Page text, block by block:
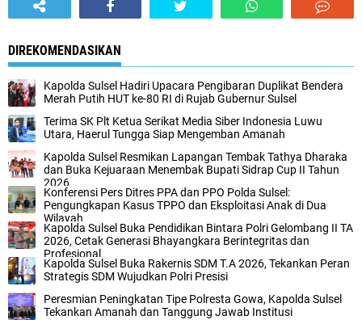
DIREKOMENDASIKAN
Kapolda Sulsel Hadiri Upacara Pengibaran Duplikat Bendera
Merah Putih HUT ke-80 RI di Rujab Gubernur Sulsel
Terima SK Plt Ketua Serikat Media Siber Indonesia Luwu
Utara, Haerul Tungga Siap Mengemban Amanah
Kapolda Sulsel Resmikan Lapangan Tembak Tathya Dharaka
dan Buka Kejuaraan Menembak Bupati Sidrap Cup II Tahun
2026
Konferensi Pers Ditres PPA dan PPO Polda Sulsel:
Pengungkapan Kasus TPPO dan Eksploitasi Anak di Dua
Wilayah
Kapolda Sulsel Buka Pendidikan Bintara Polri Gelombang II TA
2026, Cetak Generasi Bhayangkara Berintegritas dan
Profesional
Kapolda Sulsel Buka Rakernis SDM T.A 2026, Tekankan Peran
Strategis SDM Wujudkan Polri Presisi
Peresmian Peningkatan Tipe Polresta Gowa, Kapolda Sulsel
Tekankan Amanah dan Tanggung Jawab Institusi